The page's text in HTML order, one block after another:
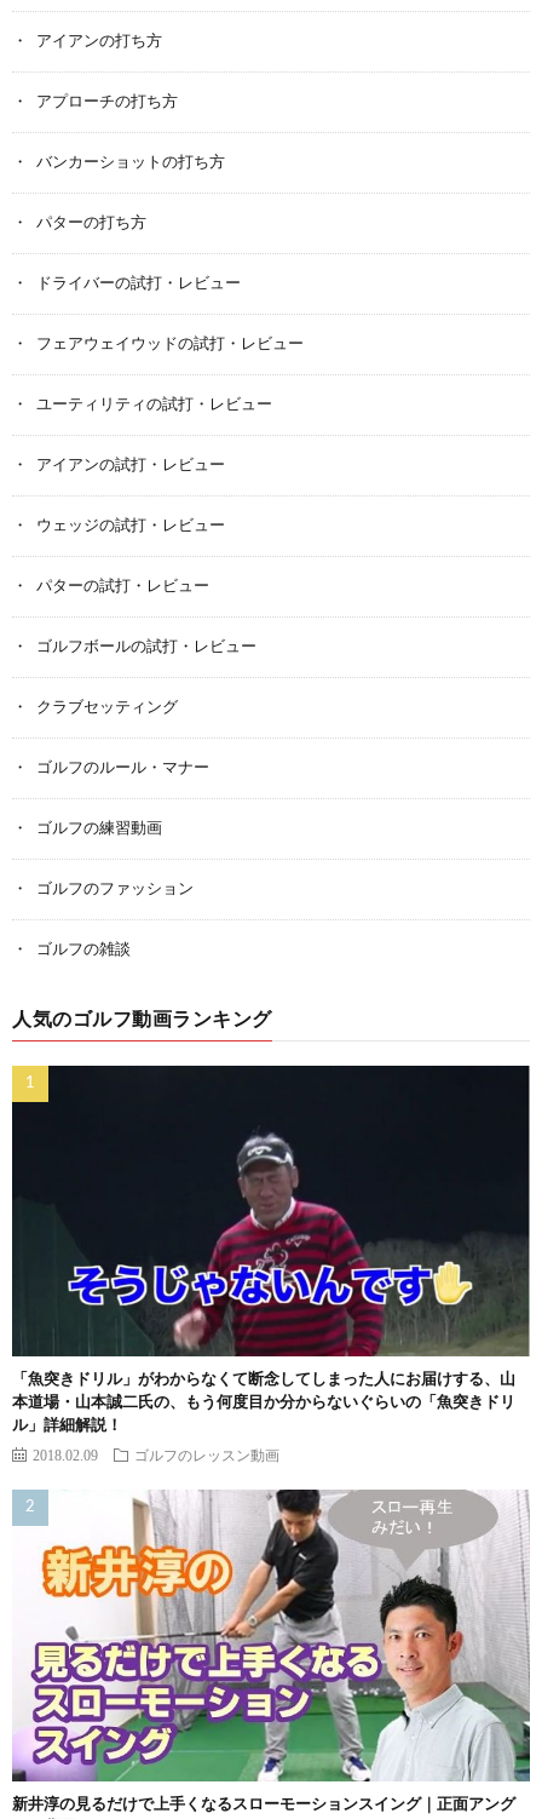
アイアンの打ち方
アプローチの打ち方
バンカーショットの打ち方
パターの打ち方
ドライバーの試打・レビュー
フェアウェイウッドの試打・レビュー
ユーティリティの試打・レビュー
アイアンの試打・レビュー
ウェッジの試打・レビュー
パターの試打・レビュー
ゴルフボールの試打・レビュー
クラブセッティング
ゴルフのルール・マナー
ゴルフの練習動画
ゴルフのファッション
ゴルフの雑談
人気のゴルフ動画ランキング
「魚突きドリル」がわからなくて断念してしまった人にお届けする、山
本道場・山本誠二氏の、もう何度目か分からないぐらいの「魚突きドリ
ル」詳細解説！
2018.02.09 ゴルフのレッスン動画
新井淳の見るだけで上手くなるスローモーションスイング｜正面アング